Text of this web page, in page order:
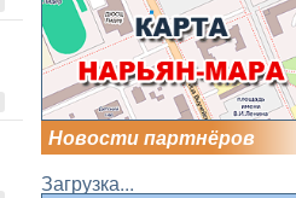
Новости партнёров
Загрузка...